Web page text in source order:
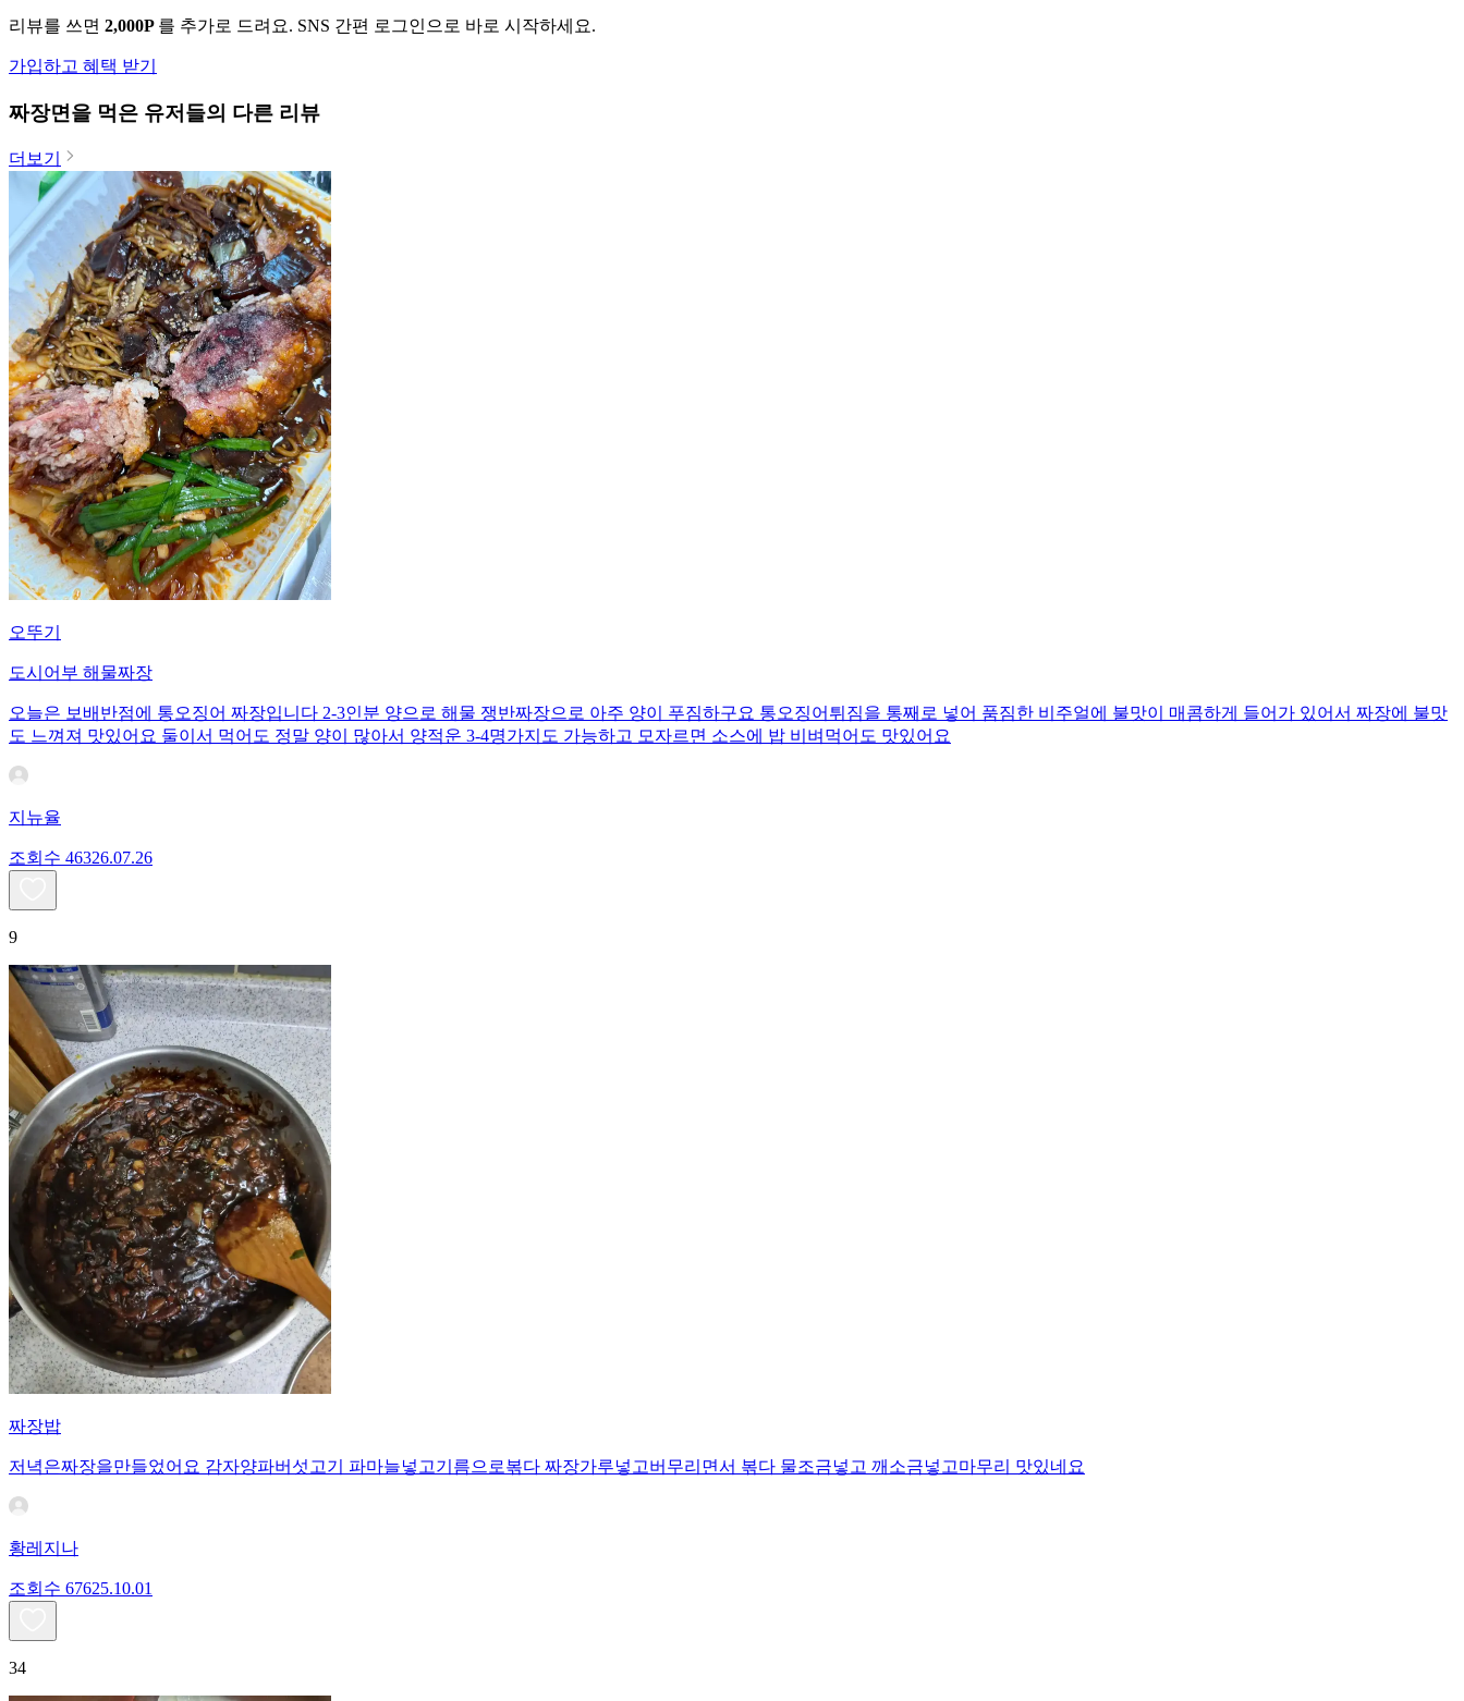
리뷰를 쓰면 2,000P 를 추가로 드려요. SNS 간편 로그인으로 바로 시작하세요.
가입하고 혜택 받기
짜장면 을 먹은 유저들의 다른 리뷰
더보기
오뚜기
도시어부 해물짜장
오늘은 보배반점에 통오징어 짜장입니다 2-3인분 양으로 해물 쟁반짜장으로 아주 양이 푸짐하구요 통오징어튀짐을 통째로 넣어 품짐한 비주얼에 불맛이 매콤하게 들어가 있어서 짜장에 불맛
도 느껴져 맛있어요 둘이서 먹어도 정말 양이 많아서 양적운 3-4명가지도 가능하고 모자르면 소스에 밥 비벼먹어도 맛있어요
지뉴율
조회수 46326.07.26
9
짜장밥
저녁은짜장을만들었어요 감자양파버섯고기 파마늘넣고기름으로볶다 짜장가루넣고버무리면서 볶다 물조금넣고 깨소금넣고마무리 맛있네요
황레지나
조회수 67625.10.01
34